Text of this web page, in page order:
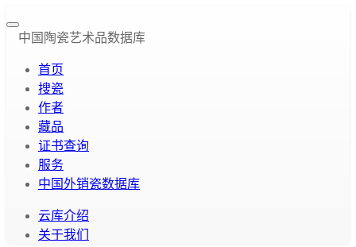
中国陶瓷艺术品数据库
首页
搜瓷
作者
藏品
证书查询
服务
中国外销瓷数据库
云库介绍
关于我们